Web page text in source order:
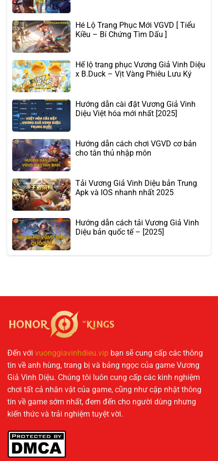
Hé Lộ Trang Phục Mới VGVD [ Tiểu
Kiều – Bí Chứng Tìm Dấu ]
Hế lộ trang phục Vương Giả Vinh Diệu
x B.Duck – Vịt Vàng Phiêu Lưu Ký
Hướng dẫn cài đặt Vương Giả Vinh
Diệu Việt hóa mới nhất [2025]
Hướng dẫn cách chơi VGVD cơ bản
cho tân thủ nhập môn
Tải Vương Giả Vinh Diệu bản Trung
Apk và IOS nhanh nhất 2025
Hướng dẫn cách tải Vương Giả Vinh
Diệu bản quốc tế – [2025]
Đến với vuonggiavinhdieu.vip bạn sẽ cung cấp các thông
tin về anh hùng, trang bị và bảng ngọc của game Vương
Giả Vinh Diệu. Chúng tôi luôn cung cấp các kinh nghiệm
chơi tất cả nhân vật của game, cũng như cập nhật thông
tin về game sớm nhất, đem đến cho người dùng nhưng
kiến thức và trải nghiệm tuyệt vời.